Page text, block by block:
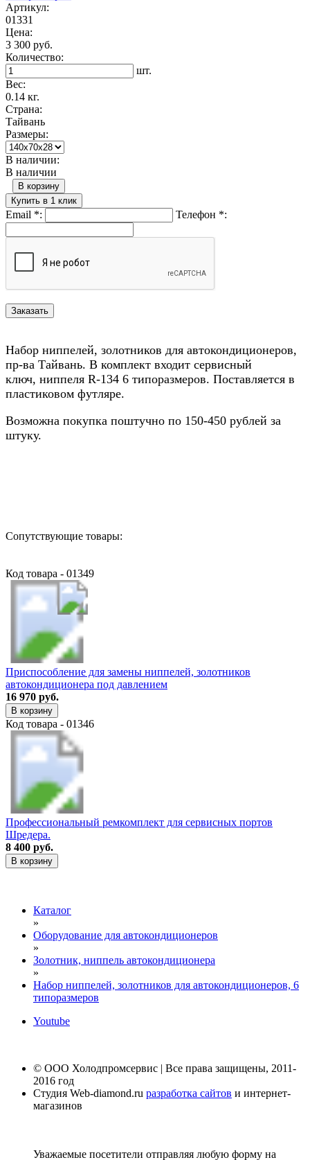
Артикул:
01331
Цена:
3 300 руб.
Количество:
шт.
Вес:
0.14 кг.
Страна:
Тайвань
Размеры:
В наличии:
В наличии
В корзину
Купить в 1 клик
Email *: Телефон *:
Набор ниппелей, золотников для автокондиционеров,
пр-ва Тайвань. В комплект входит сервисный
ключ, ниппеля R-134 6 типоразмеров. Поставляется в
пластиковом футляре.
Возможна покупка поштучно по 150-450 рублей за
штуку.
Сопутствующие товары:
Код товара - 01349
Приспособление для замены ниппелей, золотников
автокондиционера под давлением
16 970 руб.
В корзину
Код товара - 01346
Профессиональный ремкомплект для сервисных портов
Шредера.
8 400 руб.
В корзину
Каталог
»
Оборудование для автокондиционеров
»
Золотник, ниппель автокондиционера
»
Набор ниппелей, золотников для автокондиционеров, 6
типоразмеров
Youtube
© ООО Холодпромсервис | Все права защищены, 2011-
2016 год
Студия Web-diamond.ru разработка сайтов и интернет-
магазинов
Уважаемые посетители отправляя любую форму на